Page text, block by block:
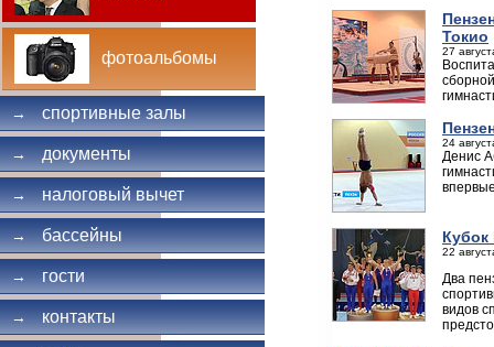
фотоальбомы
→ спортивные залы
→ документы
→ налоговый вычет
→ бассейны
→ гости
→ контакты
Токио
27
24
Денис
Кубок
22
Два
видов